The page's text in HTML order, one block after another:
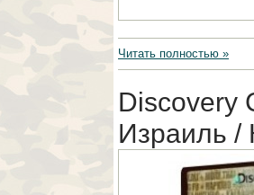
Читать полностью »
Discovery
Израиль /